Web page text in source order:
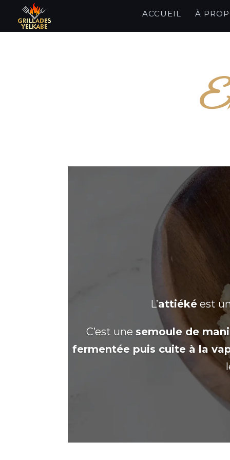
ACCUEIL À
L’attiékéest
C’est une semoule de
fermentée puis cuite à la